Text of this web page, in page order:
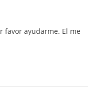
favor ayudarme. El me